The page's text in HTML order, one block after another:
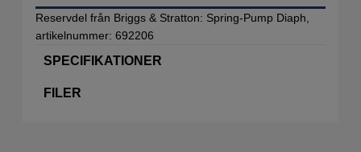
Reservdel från Briggs & Stratton: Spring-Pump Diaph,
artikelnummer: 692206
SPECIFIKATIONER
FILER